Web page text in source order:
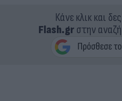
Κάνε κλικ και
Flash.grστην